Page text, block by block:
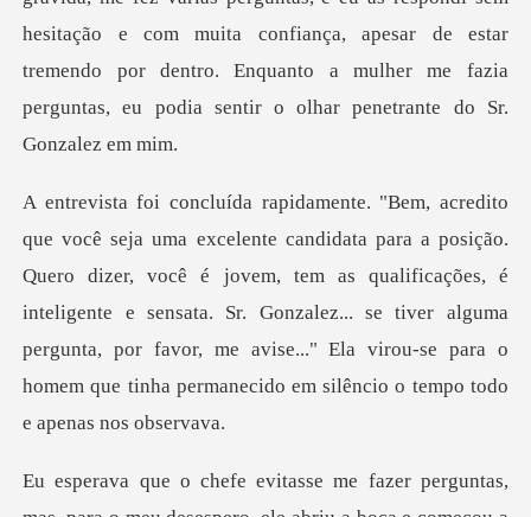
hesitação e com muita confiança, apesar
dizer, você é jovem, tem as qualificações, é
inteligente e sensata. Sr. Gonzalez... se tiver alguma
pergunta, por f
r perguntas,